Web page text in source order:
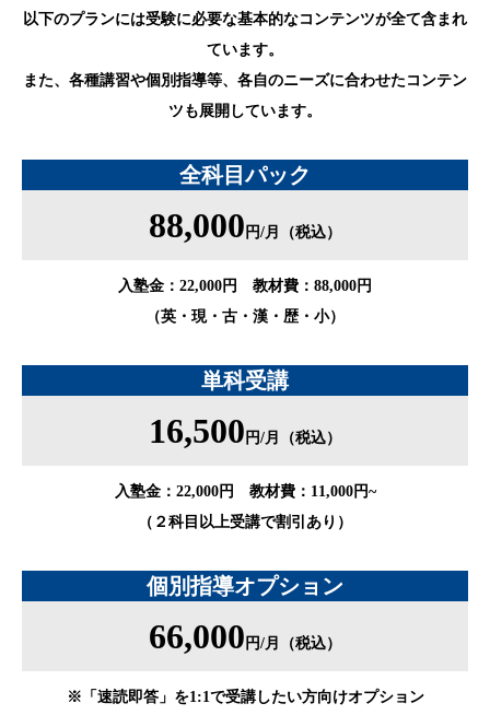
以下のプランには受験に必要な基本的なコンテンツが全て含まれ
ています。
また、各種講習や個別指導等、各自のニーズに合わせたコンテン
ツも展開しています。
全科目パック
88,000 円/月（税込）
入塾金：22,000円 教材費：88,000円
（英・現・古・漢・歴・小）
単科受講
16,500 円/月（税込）
入塾金：22,000円 教材費：11,000円~
（２科目以上受講で割引あり）
個別指導オプション
66,000 円/月（税込）
※「速読即答」を1:1で受講したい方向けオプション